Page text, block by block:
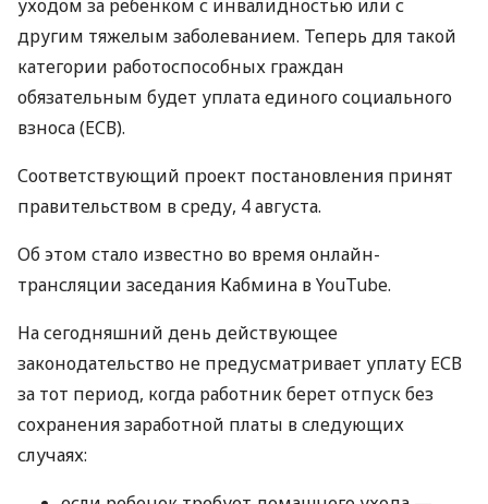
уходом за ребенком с инвалидностью или с
другим тяжелым заболеванием. Теперь для такой
категории работоспособных граждан
обязательным будет уплата единого социального
взноса (ЕСВ).
Соответствующий проект постановления принят
правительством в среду, 4 августа.
Об этом стало известно во время онлайн-
трансляции заседания Кабмина в YouTube.
На сегодняшний день действующее
законодательство не предусматривает уплату ЕСВ
за тот период, когда работник берет отпуск без
сохранения заработной платы в следующих
случаях: